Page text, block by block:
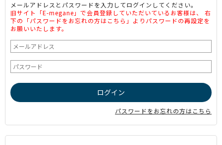
メールアドレスとパスワードを入力してログインしてください。
旧サイト「E-megane」で会員登録していただいているお客様は、 右
下の「パスワードをお忘れの方はこちら」よりパスワードの再設定を
お願いいたします。
パスワードをお忘れの方はこちら